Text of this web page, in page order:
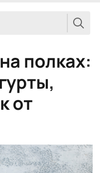
полках:
от